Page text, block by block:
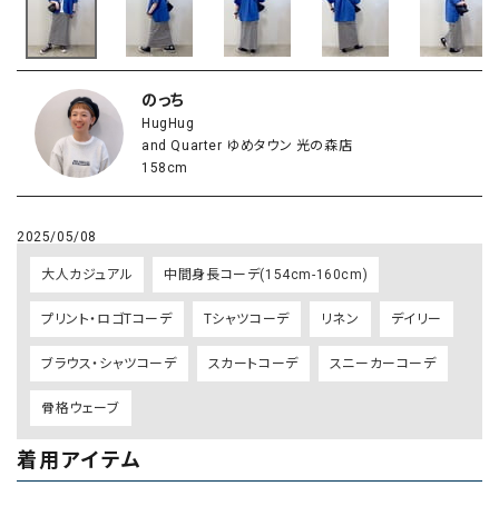
のっち
HugHug
and Quarter ゆめタウン 光の森店
158cm
2025/05/08
大人カジュアル 中間身長コーデ(154cm-160cm)
プリント・ロゴTコーデ Tシャツコーデ リネン デイリー
ブラウス・シャツコーデ スカートコーデ スニーカーコーデ
骨格ウェーブ
着用アイテム